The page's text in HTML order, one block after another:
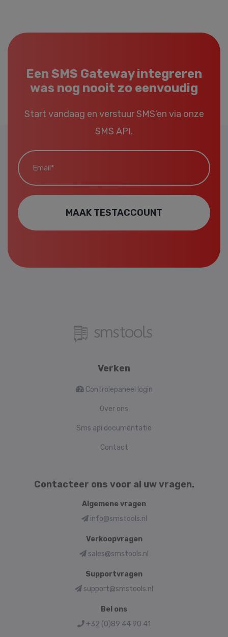
Een SMS Gateway integreren
was nog nooit zo eenvoudig
Start vandaag en verstuur SMS’en via onze
SMS API.
Email*
MAAK TESTACCOUNT
Verken
Controlepaneel login
Over ons
Sms api documentatie
Contact
Contacteer ons voor al uw vragen.
Algemene vragen
info@smstools.nl
Verkoopvragen
sales@smstools.nl
Supportvragen
support@smstools.nl
Bel ons
+32 (0)89 44 90 41